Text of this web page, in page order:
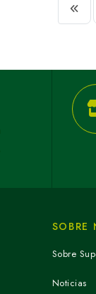
SOBRE
Sobre
Noticias